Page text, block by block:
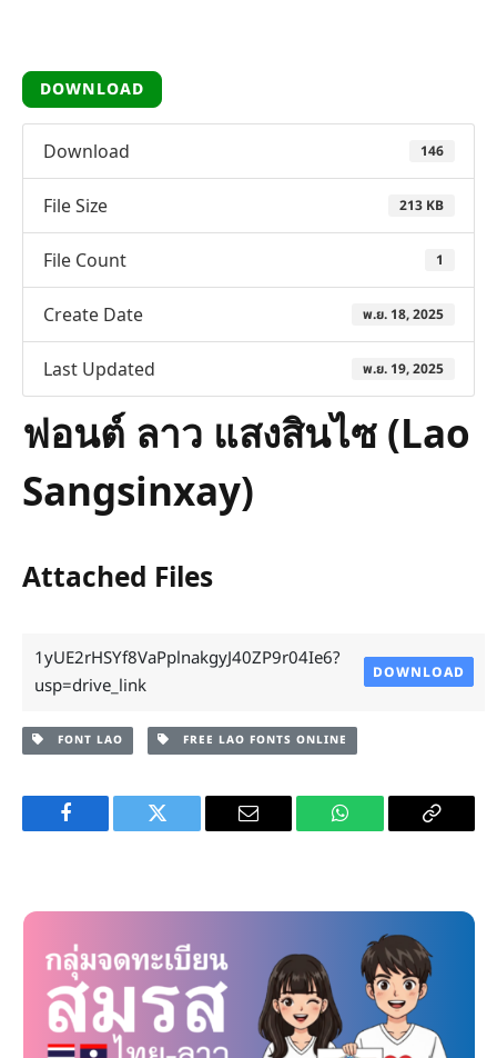
DOWNLOAD
Download 146
File Size 213 KB
File Count 1
Create Date พ.ย. 18, 2025
Last Updated พ.ย. 19, 2025
ฟอนต์ ลาว แสงสินไซ (Lao
Sangsinxay)
Attached Files
1yUE2rHSYf8VaPplnakgyJ40ZP9r04Ie6?
usp=drive_link
DOWNLOAD
FONT LAO FREE LAO FONTS ONLINE
Facebook Twitter Email WhatsApp Copy